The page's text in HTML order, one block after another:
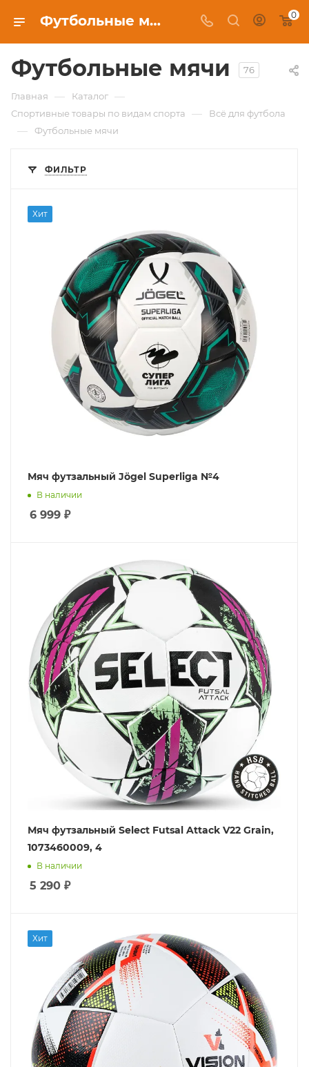
Футбольные мячи в Красноярске, купить в интернет-магазине c бесплатной доставкой 0
Футбольные мячи 76
Главная — Каталог —
Спортивные товары по видам спорта — Всё для футбола
— Футбольные мячи
ФИЛЬТР
Хит
Мяч футзальный Jögel Superliga №4
В наличии
6 999 ₽
Мяч футзальный Select Futsal Attack V22 Grain,
1073460009, 4
В наличии
5 290 ₽
Хит